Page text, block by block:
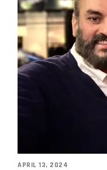
APRIL 13, 2024